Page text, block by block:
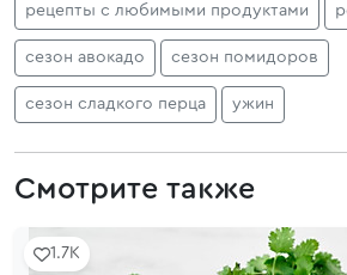
рецепты с любимыми продуктами
сезон авокадо сезон помидоров
сезон сладкого перца ужин
Смотрите также
1.7K